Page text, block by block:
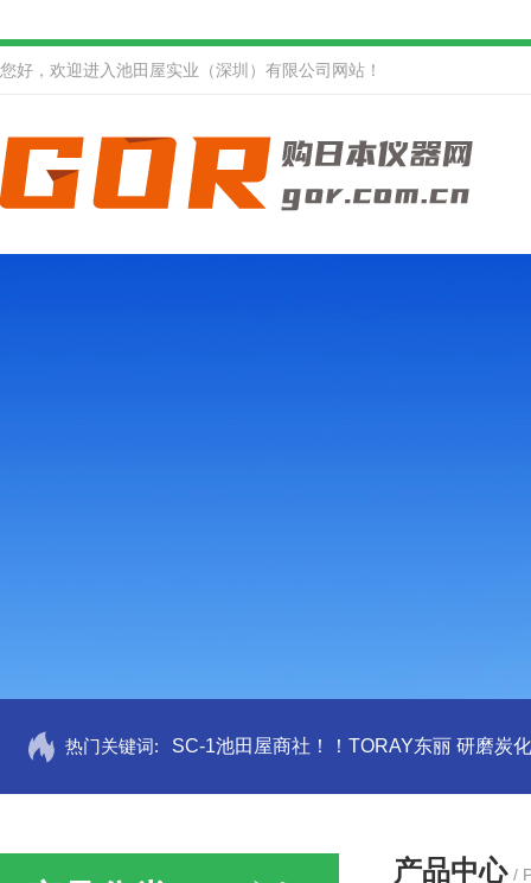
您好，欢迎进入池田屋实业（深圳）有限公司网站！
热门关键词: SC-1池田屋商社！！TORAY东丽 研磨炭
产品中心 /